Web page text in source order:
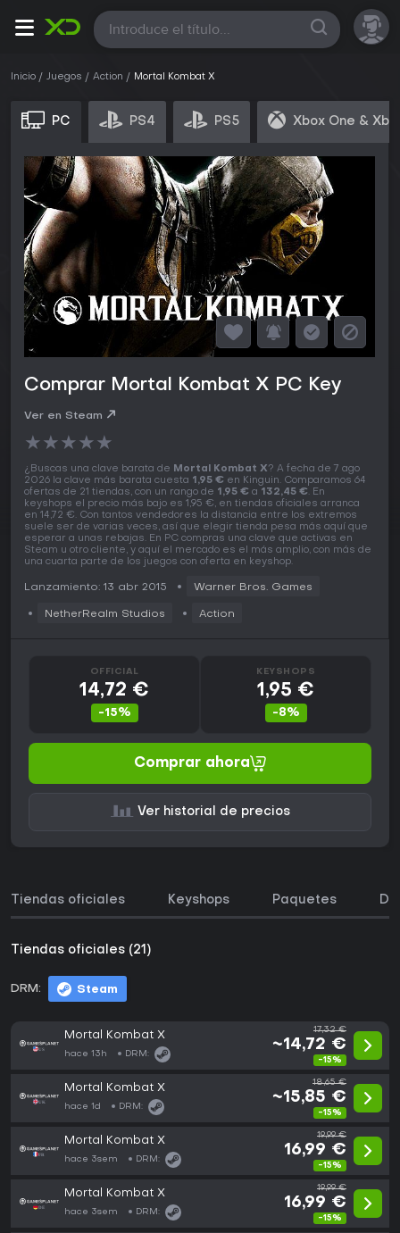
Todas
Inicio Juegos Action Mortal Kombat X
PC PS4 PS5 Xbox One &
Comprar Mortal Kombat X PC Key
Ver en Steam
★★★★★
¿Buscas una clave barata de Mortal Kombat X? A fecha de 7 ago
2026 la clave más barata cuesta 1,95 € en Kinguin. Comparamos 64
ofertas de 21 tiendas, con un rango de 1,95 € a 132,45 €. En
keyshops el precio más bajo es 1,95 €, en tiendas oficiales arranca
en 14,72 €. Con tantos vendedores la distancia entre los extremos
suele ser de varias veces, así que elegir tienda pesa más aquí que
esperar a unas rebajas. En PC compras una clave que activas en
Steam u otro cliente, y aquí el mercado es el más amplio, con más de
una cuarta parte de los juegos con oferta en keyshop.
Lanzamiento: 13 abr 2015 Warner Bros. Games
NetherRealm Studios Action
OFFICIAL
14,72 €
-15%
KEYSHOPS
1,95 €
-8%
Comprar ahora
Ver historial de precios
Tiendas oficiales Keyshops Paquetes
Tiendas oficiales (21)
DRM: Steam
Mortal Kombat X
hace 13h DRM:
17,32 €
~14,72 €
-15%
Mortal Kombat X
hace 1d DRM:
18,65 €
~15,85 €
-15%
Mortal Kombat X
hace 3sem DRM:
19,99 €
16,99 €
-15%
Mortal Kombat X
hace 3sem DRM:
19,99 €
16,99 €
-15%